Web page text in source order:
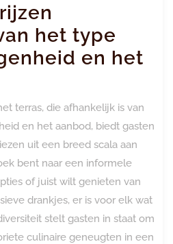
het type
en het
terras, die afhankelijk is van
en het aanbod, biedt gasten
uit een breed scala aan
bent naar een informele
of juist wilt genieten van
drankjes, er is voor elk wat
stelt gasten in staat om
culinaire geneugten in een